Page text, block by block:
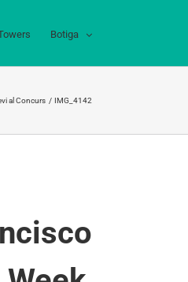
Botiga
al Concurs IMG_4142